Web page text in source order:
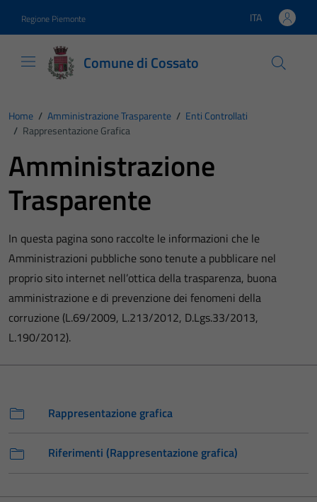
Regione Piemonte Lingua attiva:
ITA
Comune di Cossato
Home / Amministrazione Trasparente / Enti Controllati
/ Rappresentazione Grafica
Amministrazione
Trasparente
In questa pagina sono raccolte le informazioni che le
Amministrazioni pubbliche sono tenute a pubblicare nel
proprio sito internet nell’ottica della trasparenza, buona
amministrazione e di prevenzione dei fenomeni della
corruzione (L.69/2009, L.213/2012, D.Lgs.33/2013,
L.190/2012).
Rappresentazione grafica
Riferimenti (Rappresentazione grafica)